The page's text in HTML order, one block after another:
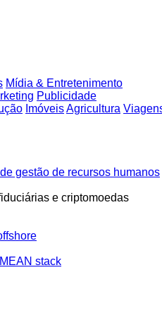
Mídia & Entretenimento
Publicidade
ImóveisAgricultura
gestão de recursos humanos
e criptomoedas
MEAN stack